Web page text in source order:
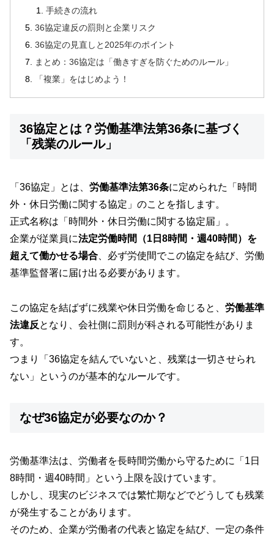
手続きの流れ
36協定違反の罰則と企業リスク
36協定の見直しと2025年のポイント
まとめ：36協定は「働きすぎを防ぐためのルール」
「複業」をはじめよう！
36協定とは？労働基準法第36条に基づく
「残業のルール」
「36協定」とは、 労働基準法第36条に定められた「時間
外・休日労働に関する協定」のことを指します。
正式名称は「時間外・休日労働に関する協定届」。
企業が従業員に法定労働時間（1日8時間・週40時間）を
超えて働かせる場合 、必ず労使間でこの協定を結び、労働
基準監督署に届け出る必要があります。
この協定を結ばずに残業や休日労働を命じると、 労働基準
法違反 となり、会社側に罰則が科される可能性がありま
す。
つまり「36協定を結んでいないと、残業は一切させられ
ない」というのが基本的なルールです。
なぜ36協定が必要なのか？
労働基準法は、労働者を長時間労働から守るために「1日
8時間・週40時間」という上限を設けています。
しかし、現実のビジネスでは繁忙期などでどうしても残業
が発生することがあります。
そのため、企業が労働者の代表と協定を結び、一定の条件